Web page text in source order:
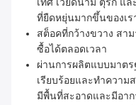
เทศ เวียดนาม ตุรกี แ
ที่ยืดหยุ่นมากขึ้นของเ
สต็อคที่กว้างขวาง สา
ซื้อได้ตลอดเวลา
ผ่านการผลิตแบบมาต
เรียบร้อยและทําความ
มีพื้นที่สะอาดและมีอาก